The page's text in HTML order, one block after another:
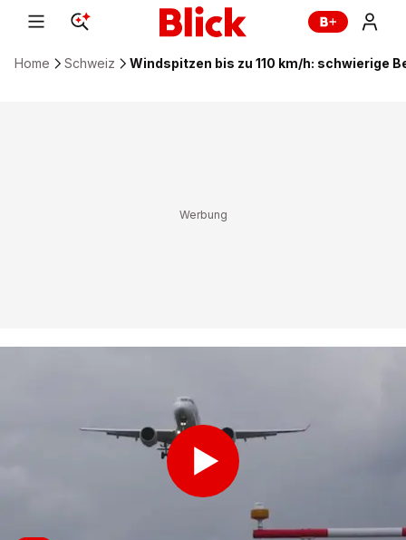
Home Schweiz Windspitzen bis zu 110 km/h: schwierige